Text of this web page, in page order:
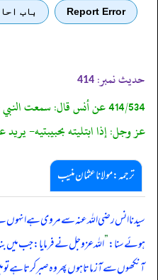
Report Error باب
حدیث نمبر: 414
414/534 عن أنس قال: سمعت
عز وجل: إذا ابتليته بحبيبتيه-
ترجمہ:مولانا عثمان منیب
سیدنا انس رضی اللہ عنہ سے مروی ہے انہوں
ہوئے سنا:”اللہ عزوجل نے فرمایا: جب میں
آنکھوں سے آزماتا ہوں پھر وہ صبر کرتا ہے